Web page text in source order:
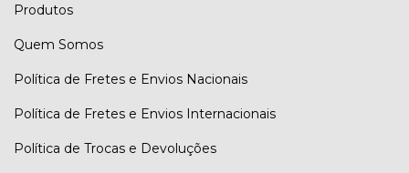
Produtos
Quem Somos
Política de Fretes e Envios Nacionais
Política de Fretes e Envios Internacionais
Política de Trocas e Devoluções